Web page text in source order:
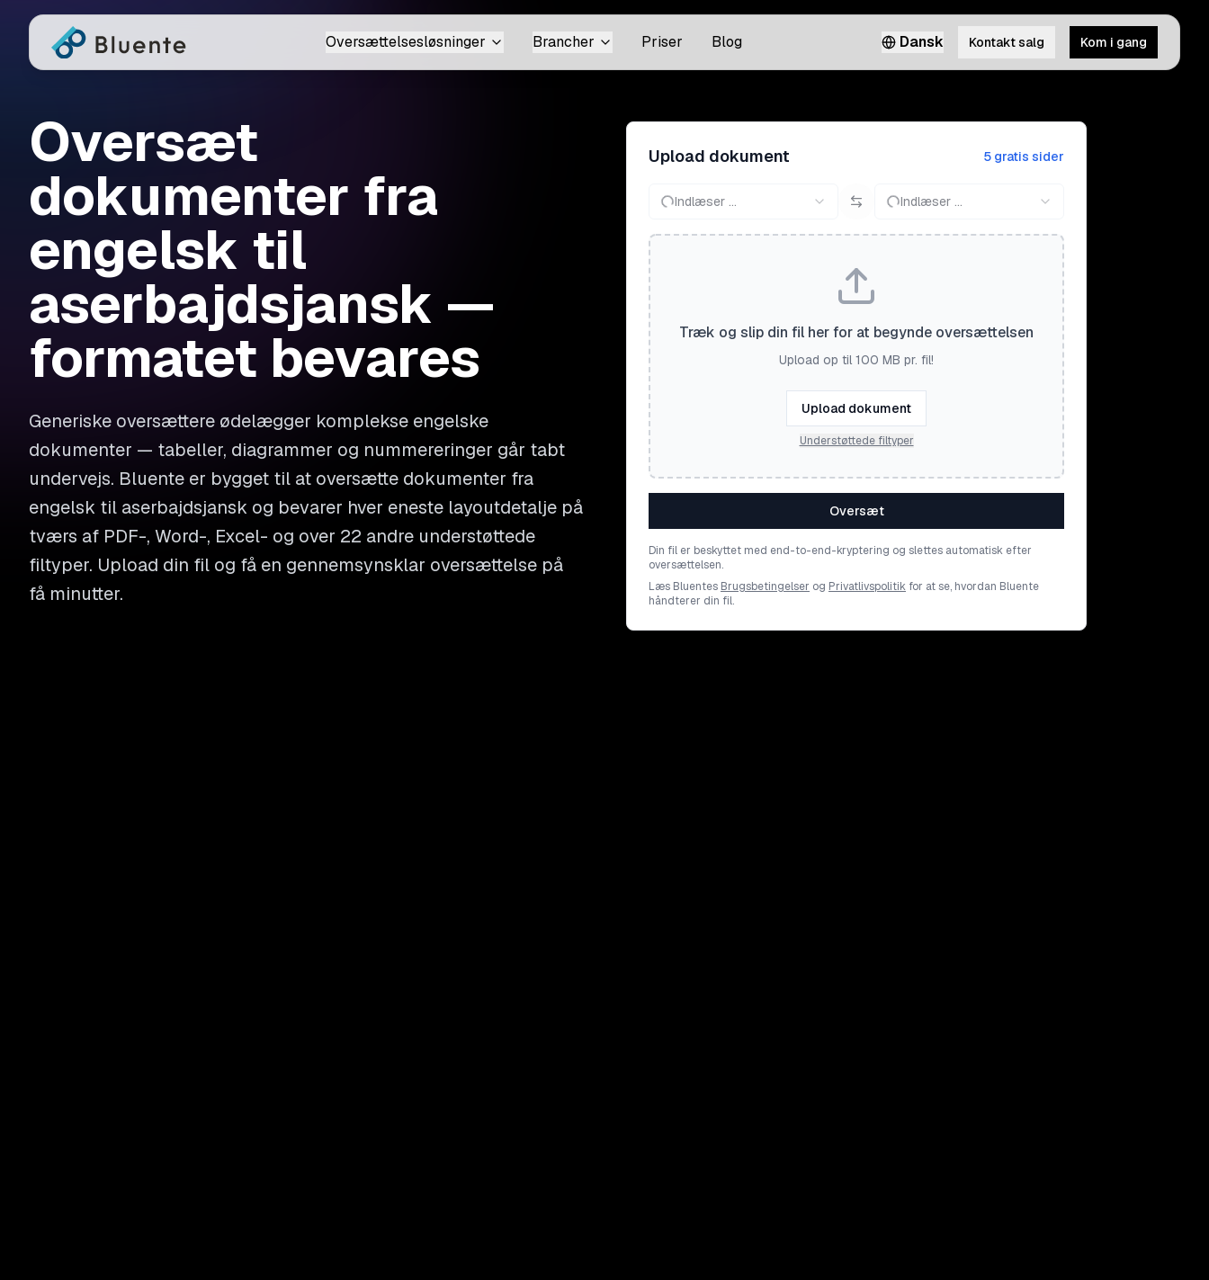
Oversættelsesløsninger Brancher Priser Blog Dansk Kontakt salg Kom i gang
Oversæt
dokumenter fra
engelsk til
aserbajdsjansk —
formatet bevares
Generiske oversættere ødelægger komplekse engelske
dokumenter — tabeller, diagrammer og nummereringer går tabt
undervejs. Bluente er bygget til at oversætte dokumenter fra
engelsk til aserbajdsjansk og bevarer hver eneste layoutdetalje på
tværs af PDF-, Word-, Excel- og over 22 andre understøttede
filtyper. Upload din fil og få en gennemsynsklar oversættelse på
få minutter.
Upload dokument 5 gratis sider
Indlæser ... Indlæser ...
Træk og slip din fil her for at begynde oversættelsen
Upload op til 100 MB pr. fil!
Upload dokument
Understøttede filtyper
Oversæt
Din fil er beskyttet med end-to-end-kryptering og slettes automatisk efter
oversættelsen.
Læs Bluentes Brugsbetingelser og Privatlivspolitik for at se, hvordan Bluente
håndterer din fil.